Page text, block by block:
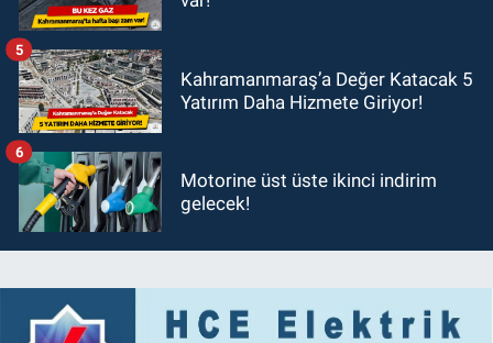
Kahramanmaraş’a Değer Katacak 5
Yatırım Daha Hizmete Giriyor!
5
Motorine üst üste ikinci indirim
gelecek!
6